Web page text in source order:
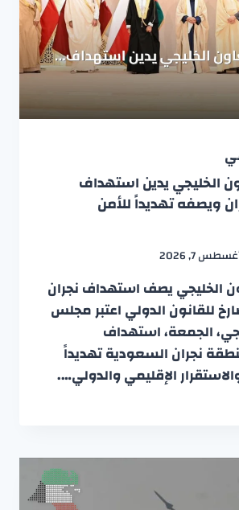
الخليجي يدين استهداف
ويصفه تهديداً للأمن
7, 2026
الخليجي يصف استهداف نجران
للقانون الدولي اعتبر مجلس
الجمعة، استهداف
نجران السعودية تهديداً
الإقليمي والدولي….